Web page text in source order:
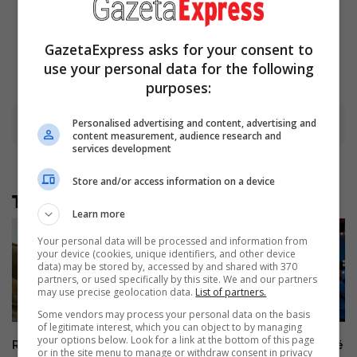
Peak Of This Show's Run?
To Keep In Your Emergency
Kit
Advertisement
Të tjera nga rubrika
Rita Ora rrëfen bestytnitë
Letra emocionuese e babait të
GazetaExpress asks for your consent to
use your personal data for the following
purposes:
Personalised advertising and content, advertising and
content measurement, audience research and
services development
Store and/or access information on a device
Learn more
Your personal data will be processed and information from
your device (cookies, unique identifiers, and other device
data) may be stored by, accessed by and shared with 370
partners, or used specifically by this site. We and our partners
may use precise geolocation data. List of partners.
Some vendors may process your personal data on the basis
of legitimate interest, which you can object to by managing
your options below. Look for a link at the bottom of this page
or in the site menu to manage or withdraw consent in privacy